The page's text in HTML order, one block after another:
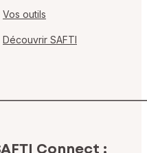
Vos outils
Découvrir SAFTI